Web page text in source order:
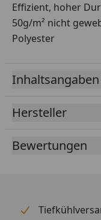
Effizient, hoher
50g/m² nicht
Polyester
Inhaltsangaben
Hersteller
Bewertungen